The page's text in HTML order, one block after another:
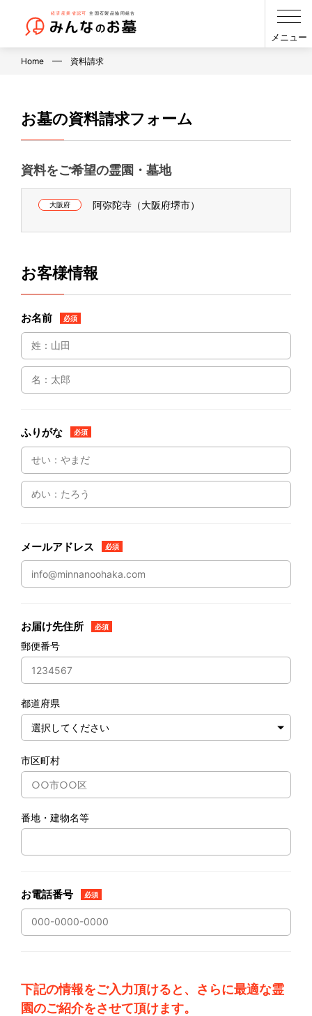
メニュー
Home 資料請求
お墓の資料請求フォーム
資料をご希望の霊園・墓地
大阪府 阿弥陀寺（大阪府堺市）
お客様情報
お名前 必須
ふりがな 必須
メールアドレス 必須
お届け先住所 必須
郵便番号
都道府県
市区町村
番地・建物名等
お電話番号 必須
下記の情報をご入力頂けると、さらに最適な霊
園のご紹介をさせて頂けます。